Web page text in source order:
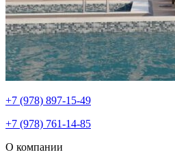
+7 (978) 897-15-49
+7 (978) 761-14-85
О компании